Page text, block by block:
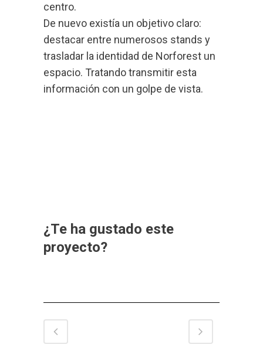
centro.
De nuevo existía un objetivo claro:
destacar entre numerosos stands y
trasladar la identidad de Norforest un
espacio. Tratando transmitir esta
información con un golpe de vista.
¿Te ha gustado este
proyecto?